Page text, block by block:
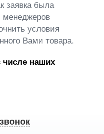
заявка была
менеджеров
условия
Вами товара.
наших